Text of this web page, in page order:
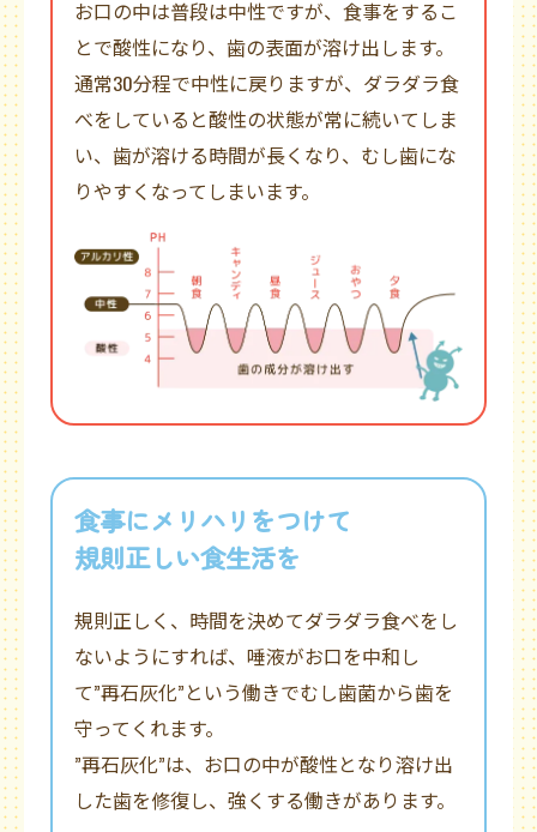
お口の中は普段は中性ですが、食事をするこ
とで酸性になり、歯の表面が溶け出します。
通常30分程で中性に戻りますが、ダラダラ食
べをしていると酸性の状態が常に続いてしま
い、歯が溶ける時間が長くなり、むし歯にな
りやすくなってしまいます。
食事にメリハリをつけて
規則正しい食生活を
規則正しく、時間を決めてダラダラ食べをし
ないようにすれば、唾液がお口を中和し
て”再石灰化”という働きでむし歯菌から歯を
守ってくれます。
”再石灰化”は、お口の中が酸性となり溶け出
した歯を修復し、強くする働きがあります。
ご予約はこちら